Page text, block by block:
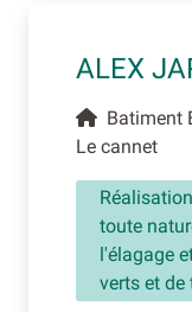
ALEX
Batiment
Le cannet
toute
l'élagage
verts et de